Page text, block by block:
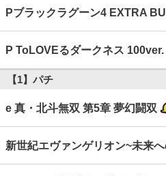
Pブラックラグーン4 EXTRA
P ToLOVEるダークネス 100ver.
【1】パチ
e 真・北斗無双 第5章 夢幻闘双
新世紀エヴァンゲリオン~未来